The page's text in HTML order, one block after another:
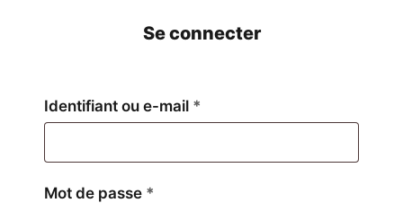
Se connecter
Identifiant ou e-mail *
Mot de passe *